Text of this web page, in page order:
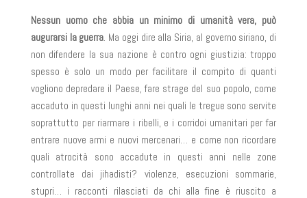
Nessun uomo che abbia un minimo di umanità vera, può
augurarsi la guerra. Ma oggi dire alla Siria, al governo siriano, di
non difendere la sua nazione è contro ogni giustizia: troppo
spesso è solo un modo per facilitare il compito di quanti
vogliono depredare il Paese, fare strage del suo popolo, come
accaduto in questi lunghi anni nei quali le tregue sono servite
soprattutto per riarmare i ribelli, e i corridoi umanitari per far
entrare nuove armi e nuovi mercenari… e come non ricordare
quali atrocità sono accadute in questi anni nelle zone
controllate dai jihadisti? violenze, esecuzioni sommarie,
stupri… i racconti rilasciati da chi alla fine è riuscito a